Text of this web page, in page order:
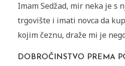
Imam Sedžad, mir neka je s
trgovište i imati novca da
kojim čeznu, draže mi je
DOBROČINSTVO PREMA